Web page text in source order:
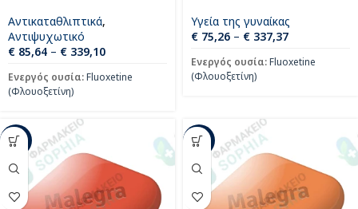
Αντικαταθλιπτικά,
Αντιψυχωτικό
€ 85,64 – € 339,10
Ενεργός ουσία:Fluoxetine
(Φλουοξετίνη)
Υγεία της γυναίκας
€ 75,26 – € 337,37
Ενεργός ουσία:Fluoxetine
(Φλουοξετίνη)
-34% -33%